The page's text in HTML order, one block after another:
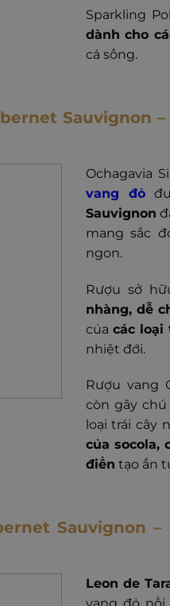
Sparkling
dành cho
cá sống.
Sauvignon
Ochagavia
vang đỏ
Sauvignon
mang sắc
ngon.
Rượu sở
nhàng, dễ
của các loại
nhiệt đới.
Rượu vang
còn gây
loại trái cây
của socola,
điển tạo ấn
Sauvignon
Leon de